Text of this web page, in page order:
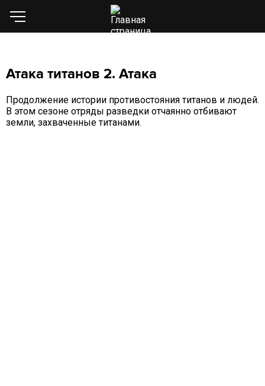
Атака титанов 2. Атака
Продолжение истории противостояния титанов и людей.
В этом сезоне отряды разведки отчаянно отбивают
земли, захваченные титанами.